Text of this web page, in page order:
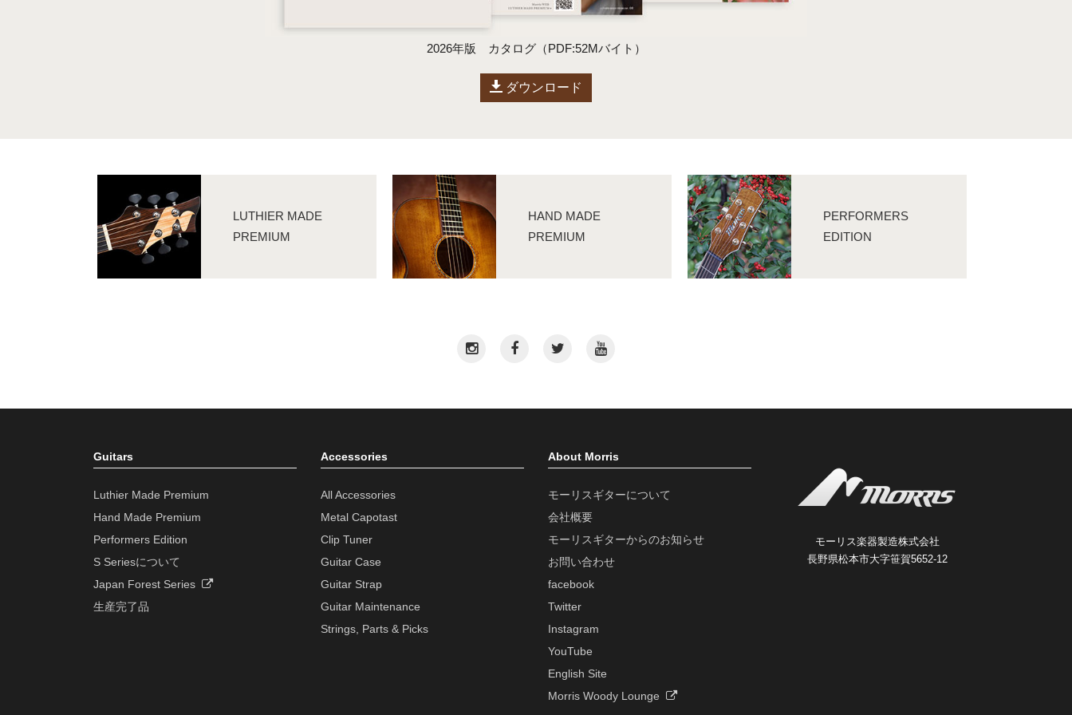
2026年版 カタログ（PDF:52Mバイト）
ダウンロード
LUTHIER MADE
PREMIUM
HAND MADE
PREMIUM
PERFORMERS
EDITION
Guitars
Luthier Made Premium
Hand Made Premium
Performers Edition
S Seriesについて
Japan Forest Series
生産完了品
Accessories
All Accessories
Metal Capotast
Clip Tuner
Guitar Case
Guitar Strap
Guitar Maintenance
Strings, Parts & Picks
About Morris
モーリスギターについて
会社概要
モーリスギターからのお知らせ
お問い合わせ
facebook
Twitter
Instagram
YouTube
English Site
Morris Woody Lounge
モーリス楽器製造株式会社
長野県松本市大字笹賀5652-12